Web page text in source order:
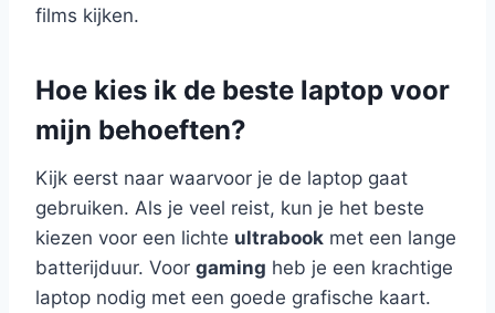
films kijken.
Hoe kies ik de beste laptop voor
mijn behoeften?
Kijk eerst naar waarvoor je de laptop gaat
gebruiken. Als je veel reist, kun je het beste
kiezen voor een lichte ultrabook met een lange
batterijduur. Voor gaming heb je een krachtige
laptop nodig met een goede grafische kaart.